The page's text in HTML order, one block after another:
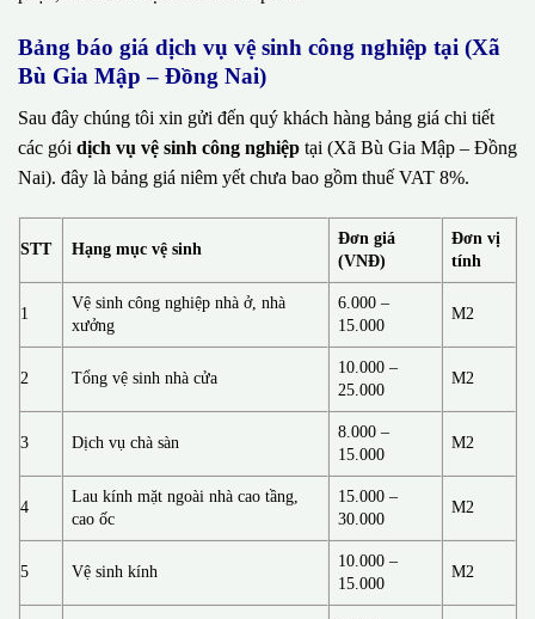
Bảng báo giá dịch vụ vệ sinh công nghiệp tại (Xã
Bù Gia Mập – Đồng Nai)
Sau đây chúng tôi xin gửi đến quý khách hàng bảng giá chi tiết
các gói dịch vụ vệ sinh công nghiệp tại (Xã Bù Gia Mập – Đồng
Nai). đây là bảng giá niêm yết chưa bao gồm thuế VAT 8%.
STT Hạng mục vệ sinh
Đơn giá
(VNĐ)
Đơn vị
tính
1
Vệ sinh công nghiệp nhà ở, nhà
xưởng
6.000 –
15.000
M2
2 Tổng vệ sinh nhà cửa
10.000 –
25.000
M2
3 Dịch vụ chà sàn
8.000 –
15.000
M2
4
Lau kính mặt ngoài nhà cao tầng,
cao ốc
15.000 –
30.000
M2
5 Vệ sinh kính
10.000 –
15.000
M2